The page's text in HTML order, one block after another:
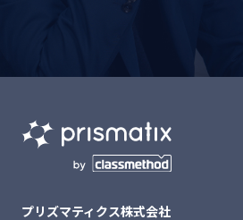
プリズマティクス株式会社